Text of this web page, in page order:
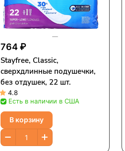
764 ₽
Stayfree, Classic,
сверхдлинные подушечки,
без отдушек, 22 шт.
4.8
Есть в наличии в США
В корзину